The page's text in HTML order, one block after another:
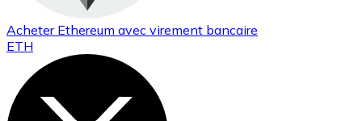
Acheter Ethereum avec virement bancaire
ETH